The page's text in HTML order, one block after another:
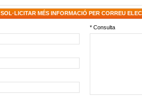
SOL·LICITAR MÉS INFORMACIÓ PER CORREU
* Consulta